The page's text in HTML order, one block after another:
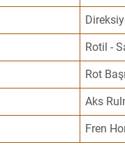
Rotil -
Rot
Aks
Fren